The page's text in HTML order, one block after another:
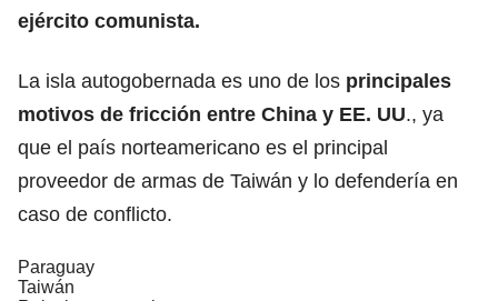
ejército comunista.
La isla autogobernada es uno de los principales
motivos de fricción entre China y EE. UU., ya
que el país norteamericano es el principal
proveedor de armas de Taiwán y lo defendería en
caso de conflicto.
Paraguay
Taiwán